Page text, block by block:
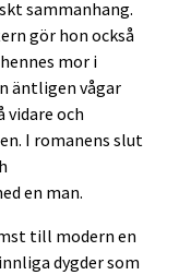
sammanhang.
gör hon också
mor i
äntligen vågar
vidare och
I romanens slut
en man.
till modern en
dygder som